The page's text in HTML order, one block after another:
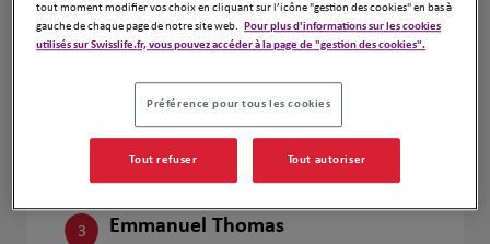
5.01 km
16 Rue de la Prairie
25480 École Valentin
Voir plus
3 Emmanuel Thomas
tout moment modifier vos choix en cliquant sur l’icône "gestion des cookies" en bas à
gauche de chaque page de notre site web. Pour plus d'informations sur les cookies
utilisés sur Swisslife.fr, vous pouvez accéder à la page de "gestion des cookies".
Préférence pour tous les cookies
Tout refuser Tout autoriser